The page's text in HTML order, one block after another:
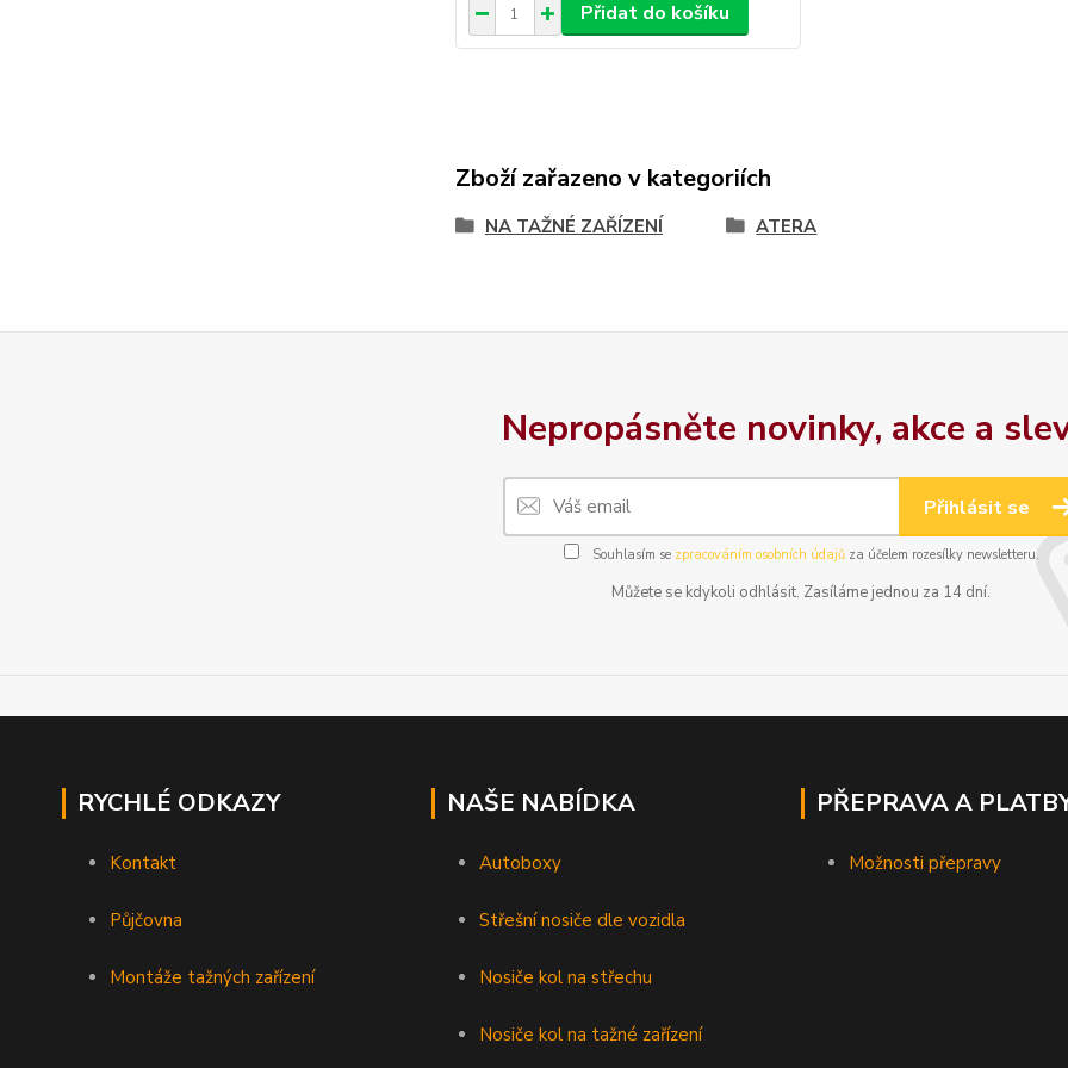
Přidat do košíku
Zboží zařazeno v kategoriích
NA TAŽNÉ ZAŘÍZENÍ ATERA
Nepropásněte novinky, akce a
Přihlásit se
Souhlasím se zpracováním osobních údajůza účelem rozesílky newsletteru.
Můžete se kdykoli odhlásit. Zasíláme jednou za 14 dní.
RYCHLÉ ODKAZY
Kontakt
Půjčovna
Montáže tažných zařízení
NAŠE NABÍDKA
Autoboxy
Střešní nosiče dle vozidla
Nosiče kol na střechu
Nosiče kol na tažné zařízení
PŘEPRAVA A
Možnosti přepravy